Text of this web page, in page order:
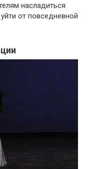
насладиться
от повседневной